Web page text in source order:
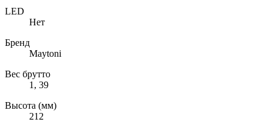
LED
Нет
Бренд
Maytoni
Вес брутто
1, 39
Высота (мм)
212